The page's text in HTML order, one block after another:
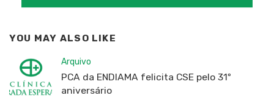
YOU MAY ALSO LIKE
Arquivo
PCA da ENDIAMA felicita CSE pelo 31º
aniversário